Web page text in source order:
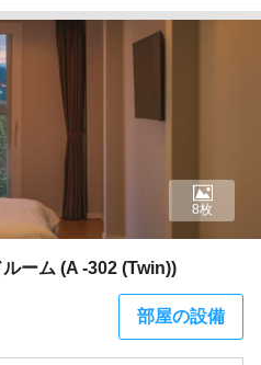
ーム (A -302 (Twin))
部屋の設備
8枚